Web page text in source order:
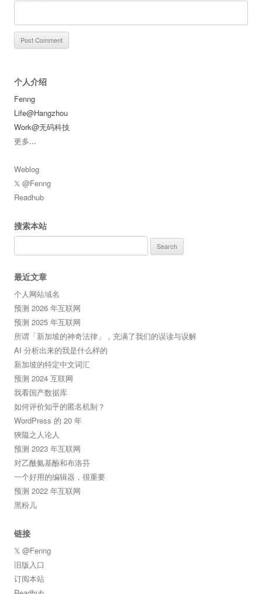
个人介绍
Fenng
Life@Hangzhou
Work@无码科技
更多...
Weblog
𝕏 @Fenng
Readhub
搜索本站
for:
最近文章
个人网站域名
预测 2026 年互联网
预测 2025 年互联网
所谓「新加坡的神奇法律」，充满了我们的误读与误解
AI 分析出来的我是什么样的
新加坡的特定中文词汇
预测 2024 互联网
我看国产数据库
如何评价知乎的匿名机制？
WordPress 的 20 年
狹隘之人论人
预测 2023 年互联网
对乙酰氨基酚和布洛芬
一个好用的编辑器，很重要
预测 2022 年互联网
黑粉儿
链接
𝕏 @Fenng
旧版入口
订阅本站